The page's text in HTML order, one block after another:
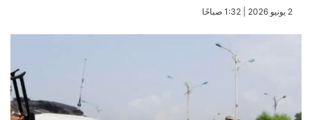
​2 يونيو 2026 | 1:32 صباحًا